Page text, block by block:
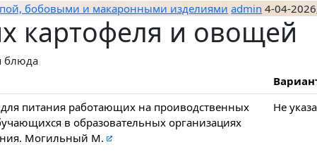
бобовыми и макаронными изделиями admin 4-04-
картофеля и овощей
блюда
питания работающих на проиводственных
в образовательных организациях
Могильный М.
Не